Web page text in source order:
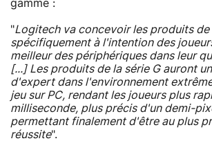
gamme :
"Logitech va concevoir les produits de
spécifiquement à l'intention des
meilleur des périphériques dans leur
[...] Les produits de la série G auront
d'expert dans l'environnement
jeu sur PC, rendant les joueurs plus
milliseconde, plus précis d'un demi-
permettant finalement d'être au plus
réussite".